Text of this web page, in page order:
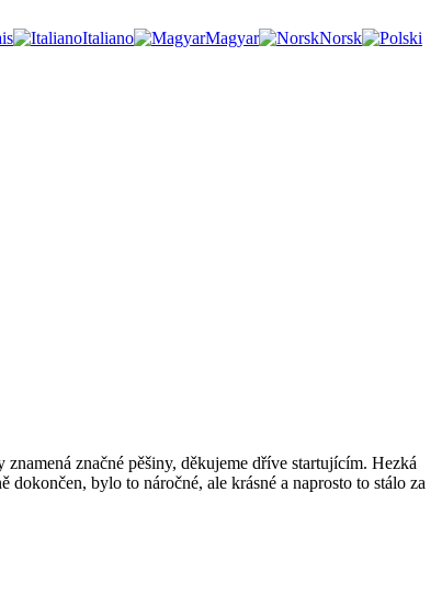
Italiano Magyar
Norsk
značné pěšiny, děkujeme dříve startujícím. Hezká
bylo to náročné, ale krásné a naprosto to stálo za